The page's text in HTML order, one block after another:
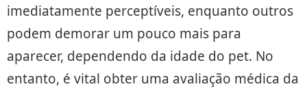
imediatamente perceptíveis, enquanto outros
podem demorar um pouco mais para
aparecer, dependendo da idade do pet. No
entanto, é vital obter uma avaliação médica da